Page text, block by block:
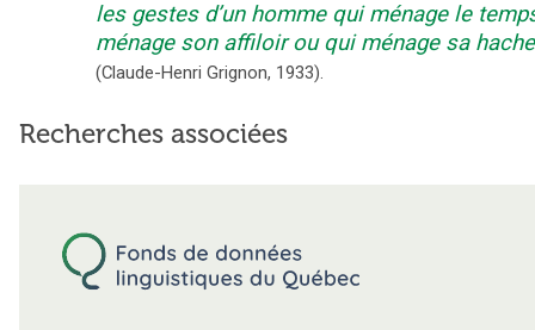
les gestes d’un homme qui ménage le
ménage son affiloir ou qui ménage sa hache
(Claude-Henri Grignon, 1933).
Recherches associées